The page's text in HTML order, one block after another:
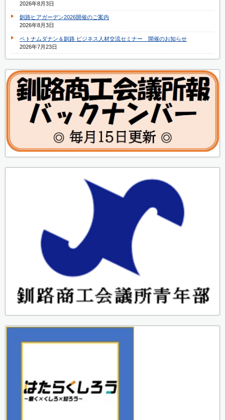
2026年8月3日
釧路ヒアガーデン2026開催のご案内
2026年8月3日
ベトナムダナン＆釧路 ビジネス人材交流セミナー 開催のお知らせ
2026年7月23日